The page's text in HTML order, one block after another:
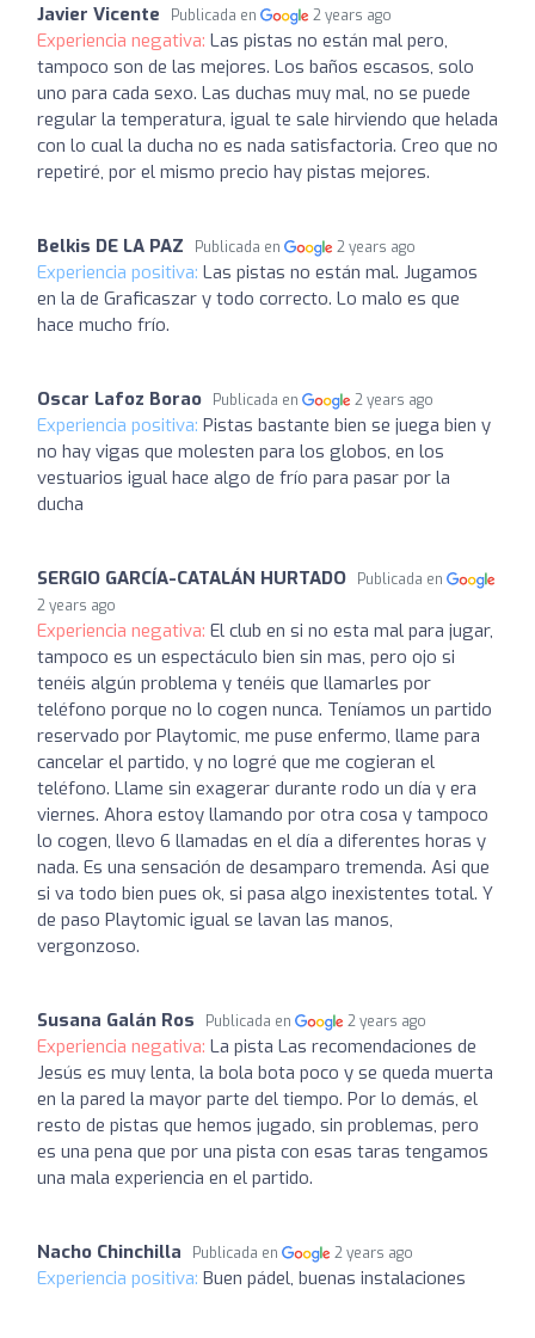
Javier Vicente Publicada en 2 years ago
Experiencia negativa: Las pistas no están mal pero,
tampoco son de las mejores. Los baños escasos, solo
uno para cada sexo. Las duchas muy mal, no se puede
regular la temperatura, igual te sale hirviendo que helada
con lo cual la ducha no es nada satisfactoria. Creo que no
repetiré, por el mismo precio hay pistas mejores.
Belkis DE LA PAZ Publicada en 2 years ago
Experiencia positiva: Las pistas no están mal. Jugamos
en la de Graficaszar y todo correcto. Lo malo es que
hace mucho frío.
Oscar Lafoz Borao Publicada en 2 years ago
Experiencia positiva: Pistas bastante bien se juega bien y
no hay vigas que molesten para los globos, en los
vestuarios igual hace algo de frío para pasar por la
ducha
SERGIO GARCÍA-CATALÁN HURTADO
Publicada en
2 years ago
Experiencia negativa: El club en si no esta mal para jugar,
tampoco es un espectáculo bien sin mas, pero ojo si
tenéis algún problema y tenéis que llamarles por
teléfono porque no lo cogen nunca. Teníamos un partido
reservado por Playtomic, me puse enfermo, llame para
cancelar el partido, y no logré que me cogieran el
teléfono. Llame sin exagerar durante rodo un día y era
viernes. Ahora estoy llamando por otra cosa y tampoco
lo cogen, llevo 6 llamadas en el día a diferentes horas y
nada. Es una sensación de desamparo tremenda. Asi que
si va todo bien pues ok, si pasa algo inexistentes total. Y
de paso Playtomic igual se lavan las manos,
vergonzoso.
Susana Galán Ros Publicada en 2 years ago
Experiencia negativa: La pista Las recomendaciones de
Jesús es muy lenta, la bola bota poco y se queda muerta
en la pared la mayor parte del tiempo. Por lo demás, el
resto de pistas que hemos jugado, sin problemas, pero
es una pena que por una pista con esas taras tengamos
una mala experiencia en el partido.
Nacho Chinchilla Publicada en 2 years ago
Experiencia positiva: Buen pádel, buenas instalaciones